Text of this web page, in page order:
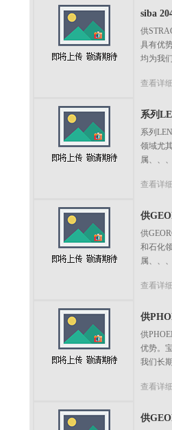
siba
供
具有优
均为我
查看详
系列
系列
领域尤
属、、
查看详
供
供
和石化
属、、
查看详
供
供
优势。
我们长
查看详
供